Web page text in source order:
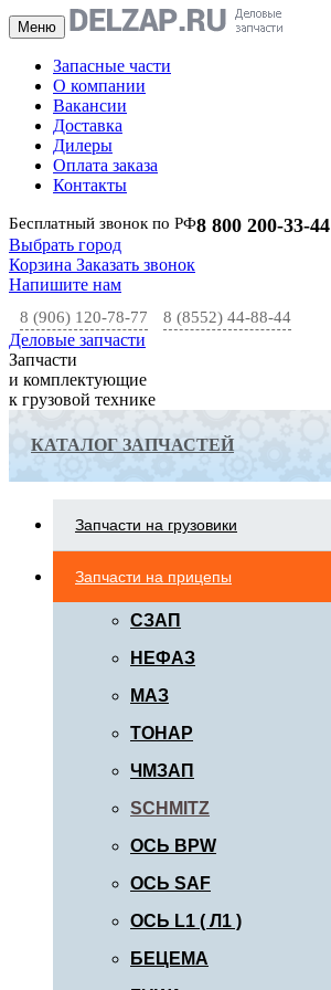
Меню
Запасные части
О компании
Вакансии
Доставка
Дилеры
Оплата заказа
Контакты
Бесплатный звонок по РФ8 800 200-33-44
Выбрать город
Корзина Заказать звонок
Напишите нам
8 (906) 120-78-77 8 (8552) 44-88-44
Деловые запчасти
Запчасти
и комплектующие
к грузовой технике
КАТАЛОГ ЗАПЧАСТЕЙ
Запчасти на грузовики
Запчасти на прицепы
СЗАП
НЕФАЗ
МАЗ
ТОНАР
ЧМЗАП
SCHMITZ
ОСЬ BPW
ОСЬ SAF
ОСЬ L1 ( Л1 )
БЕЦЕМА